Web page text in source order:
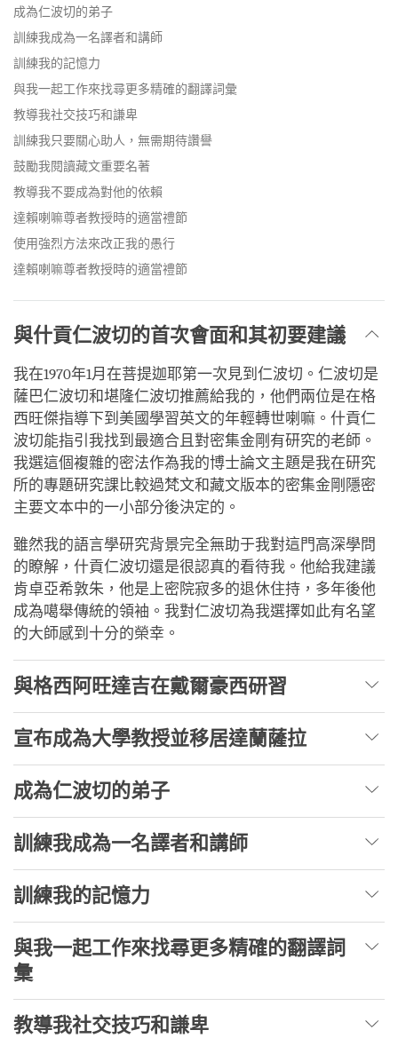
成為仁波切的弟子
訓練我成為一名譯者和講師
訓練我的記憶力
與我一起工作來找尋更多精確的翻譯詞彙
教導我社交技巧和謙卑
訓練我只要關心助人，無需期待讚譽
鼓勵我閱讀藏文重要名著
教導我不要成為對他的依賴
達賴喇嘛尊者教授時的適當禮節
使用強烈方法來改正我的愚行
達賴喇嘛尊者教授時的適當禮節
與什貢仁波切的首次會面和其初要建議
我在1970年1月在菩提迦耶第一次見到仁波切。仁波切是
薩巴仁波切和堪隆仁波切推薦給我的，他們兩位是在格
西旺傑指導下到美國學習英文的年輕轉世喇嘛。什貢仁
波切能指引我找到最適合且對密集金剛有研究的老師。
我選這個複雜的密法作為我的博士論文主題是我在研究
所的專題研究課比較過梵文和藏文版本的密集金剛隱密
主要文本中的一小部分後決定的。
雖然我的語言學研究背景完全無助于我對這門高深學問
的瞭解，什貢仁波切還是很認真的看待我。他給我建議
肯卓亞希敦朱，他是上密院寂多的退休住持，多年後他
成為噶舉傳統的領袖。我對仁波切為我選擇如此有名望
的大師感到十分的榮幸。
與格西阿旺達吉在戴爾豪西研習
宣布成為大學教授並移居達蘭薩拉
成為仁波切的弟子
訓練我成為一名譯者和講師
訓練我的記憶力
與我一起工作來找尋更多精確的翻譯詞
彙
教導我社交技巧和謙卑